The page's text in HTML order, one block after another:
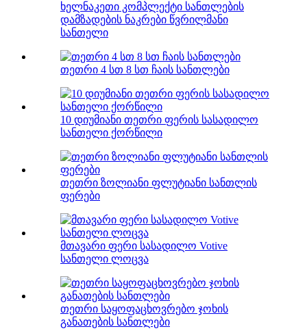
ხელნაკეთი კომპლექტი სანთლების
დამზადების ნაკრები წვრილმანი
სანთელი
თეთრი 4 სთ 8 სთ ჩაის სანთლები
10 დიუმიანი თეთრი ფერის სასადილო
სანთელი ქორწილი
თეთრი ზოლიანი ფლუტიანი სანთლის
ფერები
მთავარი ფერი სასადილო Votive
სანთელი ლოცვა
თეთრი საყოფაცხოვრებო ჯოხის
განათების სანთლები